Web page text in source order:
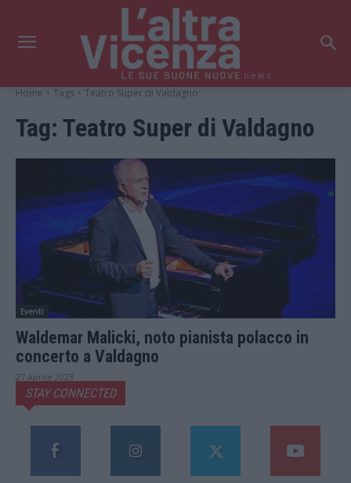
news
Home Tags Teatro Super di Valdagno
Tag: Teatro Super di Valdagno
Eventi
Waldemar Malicki, noto pianista polacco in
concerto a Valdagno
27 Aprile 2023
STAY CONNECTED